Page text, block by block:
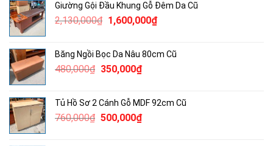
1,240,000₫.
là:
850,000₫.
Giường Gội Đầu Khung Gỗ Đêm Da Cũ
2,130,000₫ Giá
2,130,000₫.
1,600,000₫Giá
là:
Băng Ngồi Bọc Da Nâu 80cm Cũ
480,000₫ Giá
480,000₫.
350,000₫Giá
là:
350,000₫.
Tủ Hồ Sơ 2 Cánh Gỗ MDF 92cm Cũ
760,000₫ Giá
500,000₫Giá